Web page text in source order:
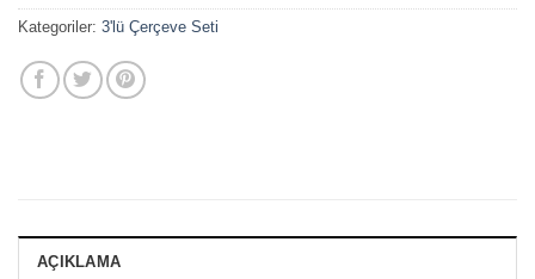
Kategoriler: 3'lü Çerçeve Seti
AÇIKLAMA